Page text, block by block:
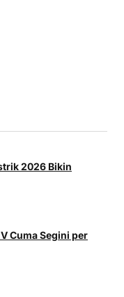
2026 Bikin
Cuma Segini per